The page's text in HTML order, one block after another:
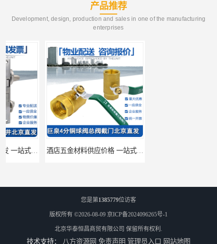
产品推荐
Development, design, production and sales in one of the manufacturing
enterprises
酒店五金材料供应价格 一站式配送
您是第1385779位访客
版权所有 ©2026-08-09 京ICP备2024096265号-1
北京华泰恒昌商贸有限公司 保留所有权利.
技术支持： 八方资源网 免责声明 管理员入口 网站地图